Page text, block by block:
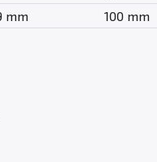
mm 100 mm